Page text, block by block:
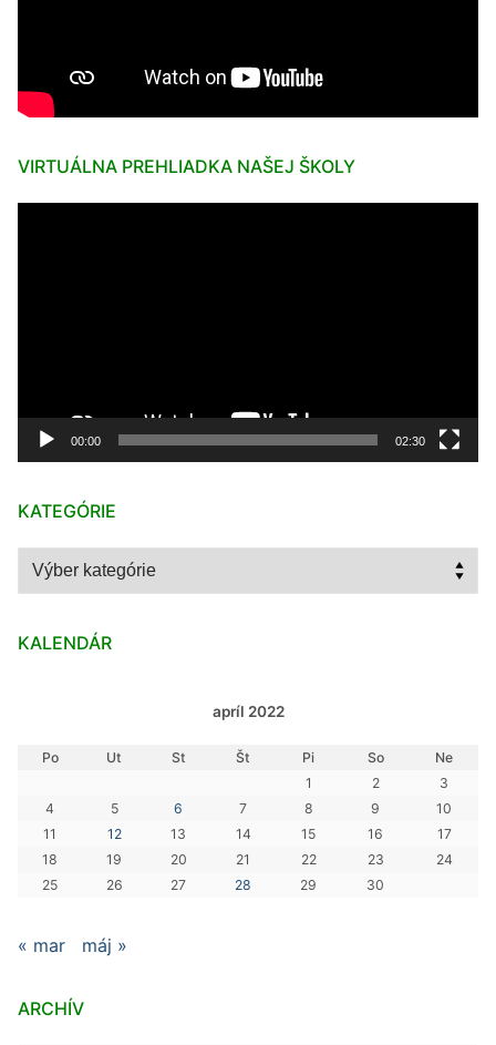
VIRTUÁLNA PREHLIADKA NAŠEJ ŠKOLY
00:00 02:30
KATEGÓRIE
Kategórie
KALENDÁR
apríl 2022
Po Ut St Št Pi So
Ne
1
2
3
4
5 6 7 8 9
10
11
12 13 14 15 16
17
18
19 20 21 22 23
24
25
26 27 28 29 30
« mar máj »
ARCHÍV